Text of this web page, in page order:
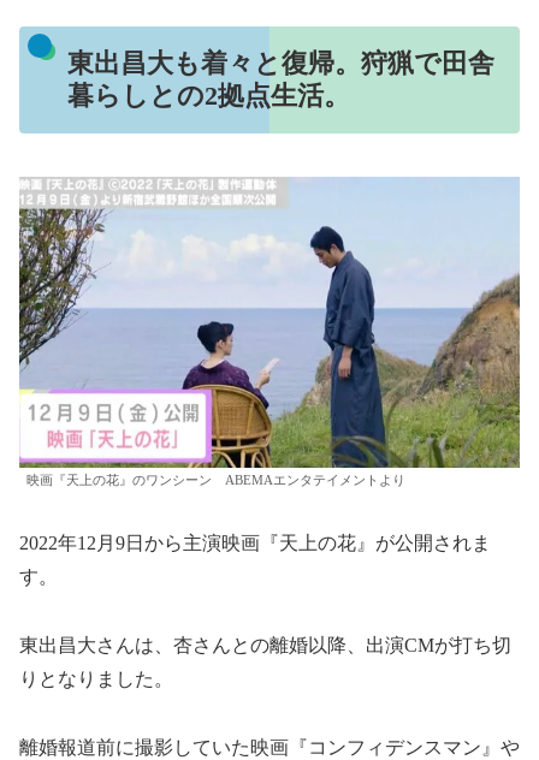
東出昌大も着々と復帰。狩猟で田舎
暮らしとの2拠点生活。
映画『天上の花』のワンシーン ABEMAエンタテイメントより
2022年12月9日から主演映画『天上の花』が公開されま
す。
東出昌大さんは、杏さんとの離婚以降、出演CMが打ち切
りとなりました。
離婚報道前に撮影していた映画『コンフィデンスマン』や